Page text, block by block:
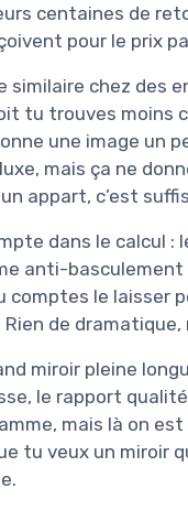
centaines de
pour le prix
similaire chez des
tu trouves moins
une image un
mais ça ne
appart, c’est
dans le calcul :
anti-
comptes le
de
miroir pleine
le rapport
mais là on
tu veux un miroir